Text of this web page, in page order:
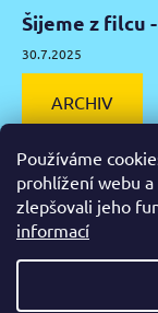
Používáme
prohlížení webu
zlepšovali jeho
informací
Šijeme z filcu
30.7.2025
ARCHIV
Facebook